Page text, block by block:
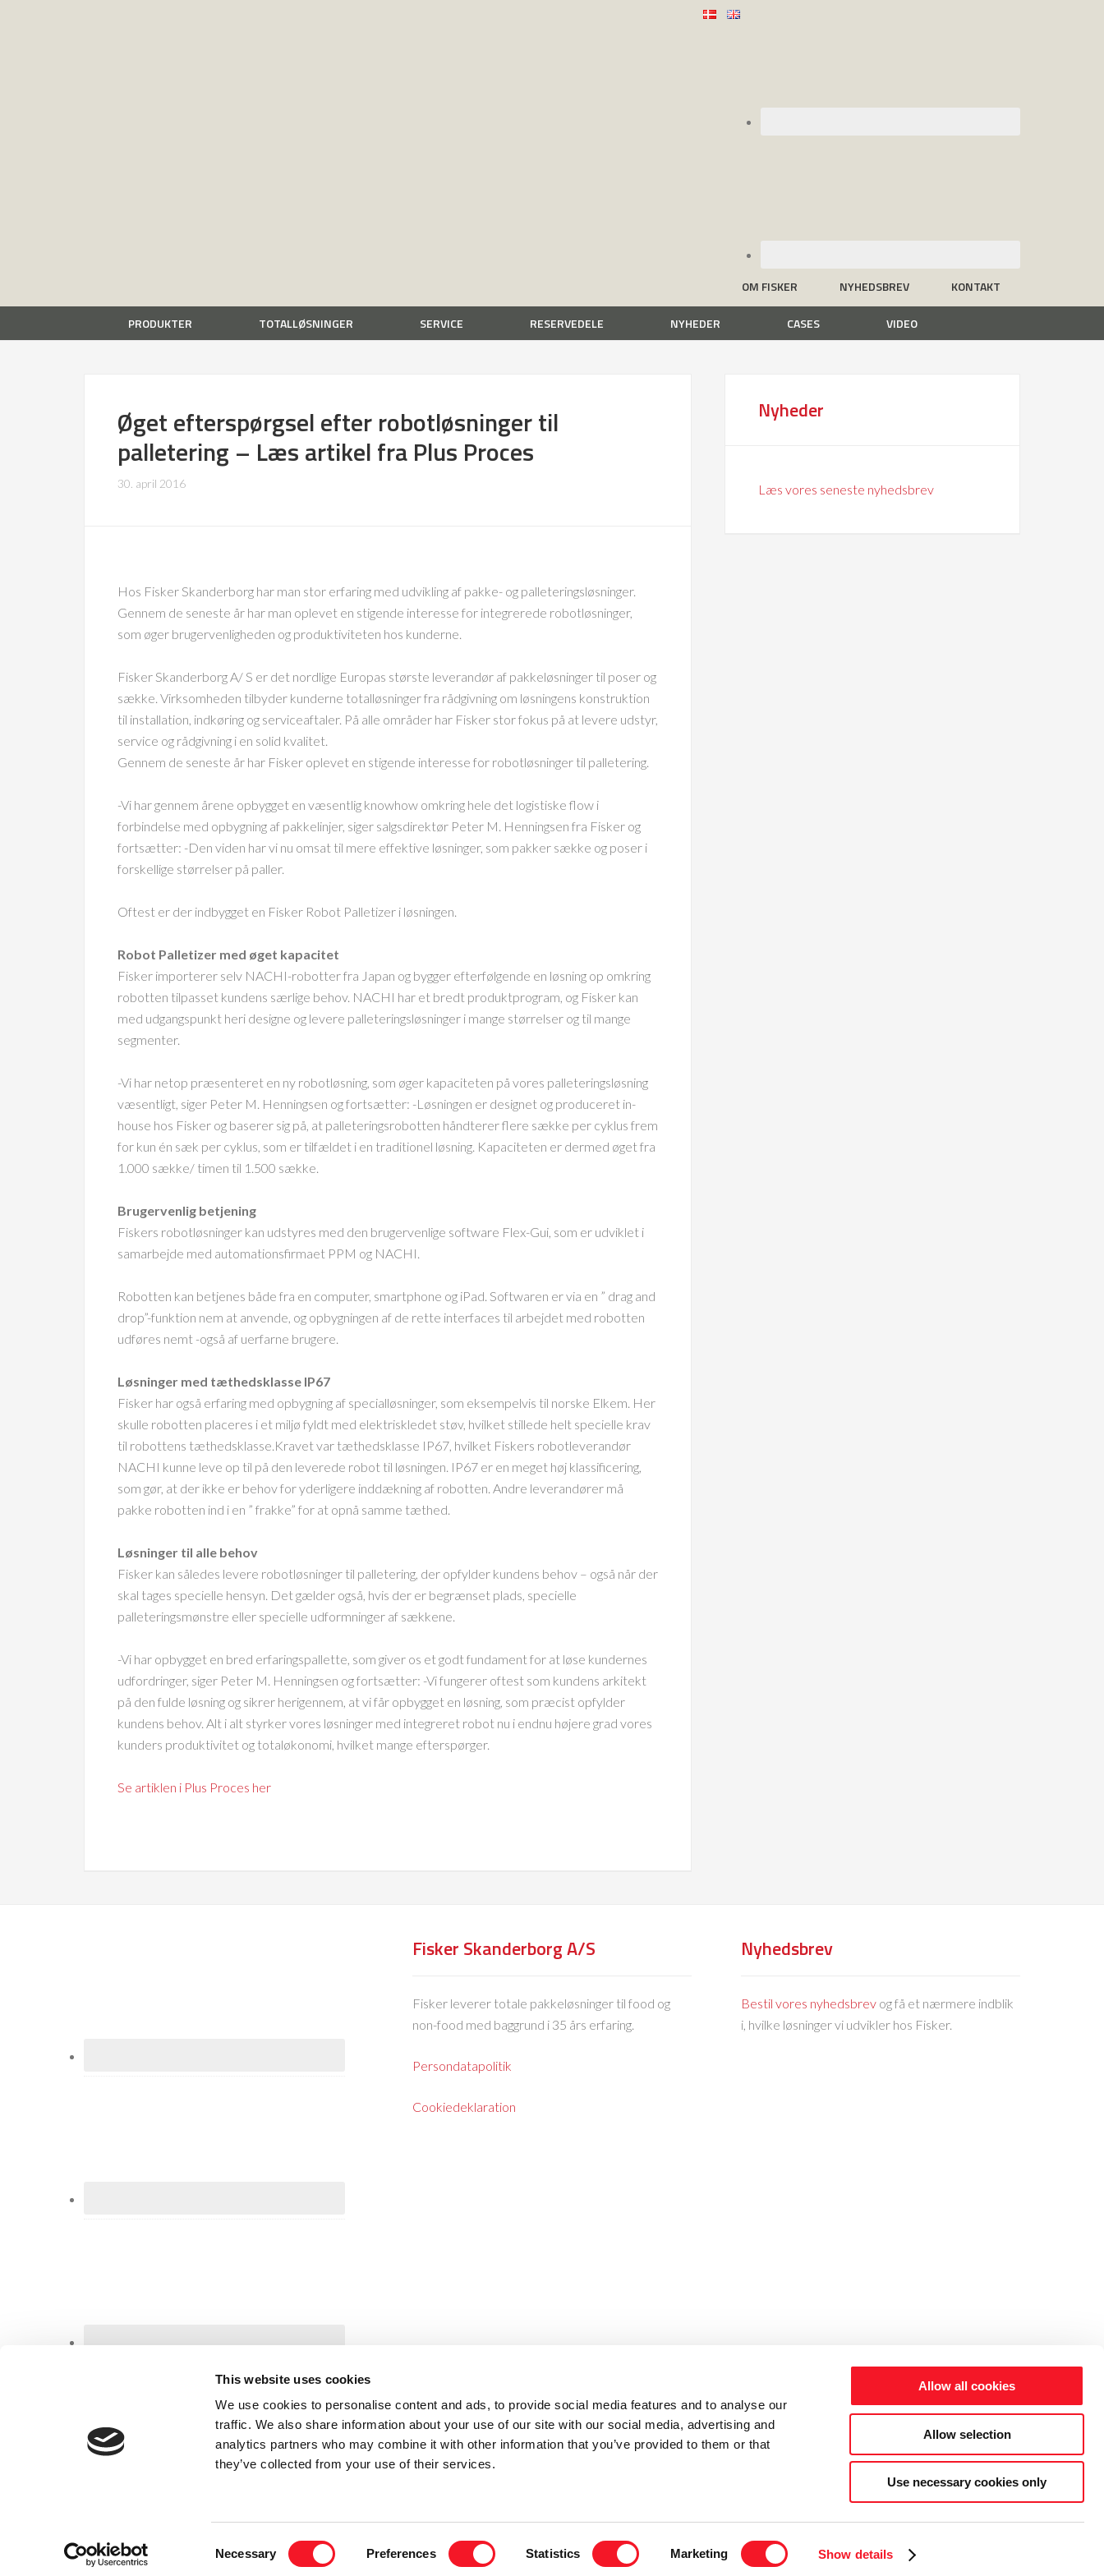
This website uses cookies
We use cookies to personalise content and ads, to provide social media features and to analyse our
traffic. We also share information about your use of our site with our social media, advertising and
analytics partners who may combine it with other information that you’ve provided to them or that
they’ve collected from your use of their services.
Necessary Preferences Statistics Marketing Show details
Allow all cookies
Allow selection
Use necessary cookies only
OM FISKER NYHEDSBREV KONTAKT
PRODUKTER TOTALLØSNINGER SERVICE RESERVEDELE NYHEDER CASES VIDEO
Øget efterspørgsel efter robotløsninger til
palletering – Læs artikel fra Plus Proces
30. april 2016
Hos Fisker Skanderborg har man stor erfaring med udvikling af pakke- og palleteringsløsninger.
Gennem de seneste år har man oplevet en stigende interesse for integrerede robotløsninger,
som øger brugervenligheden og produktiviteten hos kunderne.
Fisker Skanderborg A/ S er det nordlige Europas største leverandør af pakkeløsninger til poser og
sække. Virksomheden tilbyder kunderne totalløsninger fra rådgivning om løsningens konstruktion
til installation, indkøring og serviceaftaler. På alle områder har Fisker stor fokus på at levere udstyr,
service og rådgivning i en solid kvalitet.
Gennem de seneste år har Fisker oplevet en stigende interesse for robotløsninger til palletering.
-Vi har gennem årene opbygget en væsentlig knowhow omkring hele det logistiske flow i
forbindelse med opbygning af pakkelinjer, siger salgsdirektør Peter M. Henningsen fra Fisker og
fortsætter: -Den viden har vi nu omsat til mere effektive løsninger, som pakker sække og poser i
forskellige størrelser på paller.
Oftest er der indbygget en Fisker Robot Palletizer i løsningen.
Robot Palletizer med øget kapacitet
Fisker importerer selv NACHI-robotter fra Japan og bygger efterfølgende en løsning op omkring
robotten tilpasset kundens særlige behov. NACHI har et bredt produktprogram, og Fisker kan
med udgangspunkt heri designe og levere palleteringsløsninger i mange størrelser og til mange
segmenter.
-Vi har netop præsenteret en ny robotløsning, som øger kapaciteten på vores palleteringsløsning
væsentligt, siger Peter M. Henningsen og fortsætter: -Løsningen er designet og produceret in-
house hos Fisker og baserer sig på, at palleteringsrobotten håndterer flere sække per cyklus frem
for kun én sæk per cyklus, som er tilfældet i en traditionel løsning. Kapaciteten er dermed øget fra
1.000 sække/ timen til 1.500 sække.
Brugervenlig betjening
Fiskers robotløsninger kan udstyres med den brugervenlige software Flex-Gui, som er udviklet i
samarbejde med automationsfirmaet PPM og NACHI.
Robotten kan betjenes både fra en computer, smartphone og iPad. Softwaren er via en ” drag and
drop”-funktion nem at anvende, og opbygningen af de rette interfaces til arbejdet med robotten
udføres nemt -også af uerfarne brugere.
Løsninger med tæthedsklasse IP67
Fisker har også erfaring med opbygning af specialløsninger, som eksempelvis til norske Elkem. Her
skulle robotten placeres i et miljø fyldt med elektriskledet støv, hvilket stillede helt specielle krav
til robottens tæthedsklasse.Kravet var tæthedsklasse IP67, hvilket Fiskers robotleverandør
NACHI kunne leve op til på den leverede robot til løsningen. IP67 er en meget høj klassificering,
som gør, at der ikke er behov for yderligere inddækning af robotten. Andre leverandører må
pakke robotten ind i en ” frakke” for at opnå samme tæthed.
Løsninger til alle behov
Fisker kan således levere robotløsninger til palletering, der opfylder kundens behov – også når der
skal tages specielle hensyn. Det gælder også, hvis der er begrænset plads, specielle
palleteringsmønstre eller specielle udformninger af sækkene.
-Vi har opbygget en bred erfaringspallette, som giver os et godt fundament for at løse kundernes
udfordringer, siger Peter M. Henningsen og fortsætter: -Vi fungerer oftest som kundens arkitekt
på den fulde løsning og sikrer herigennem, at vi får opbygget en løsning, som præcist opfylder
kundens behov. Alt i alt styrker vores løsninger med integreret robot nu i endnu højere grad vores
kunders produktivitet og totaløkonomi, hvilket mange efterspørger.
Se artiklen i Plus Proces her
Nyheder
Læs vores seneste nyhedsbrev
Fisker Skanderborg A/S
Fisker leverer totale pakkeløsninger til food og
non-food med baggrund i 35 års erfaring.
Persondatapolitik
Cookiedeklaration
Nyhedsbrev
Bestil vores nyhedsbrev og få et nærmere indblik
i, hvilke løsninger vi udvikler hos Fisker.
FISKER SKANDERBORG A/S | NIELS BOHRS VEJ 16, STILLING, 8660 SKANDERBORG - DANMARK | TLF.: +45 87 93 82 22 |